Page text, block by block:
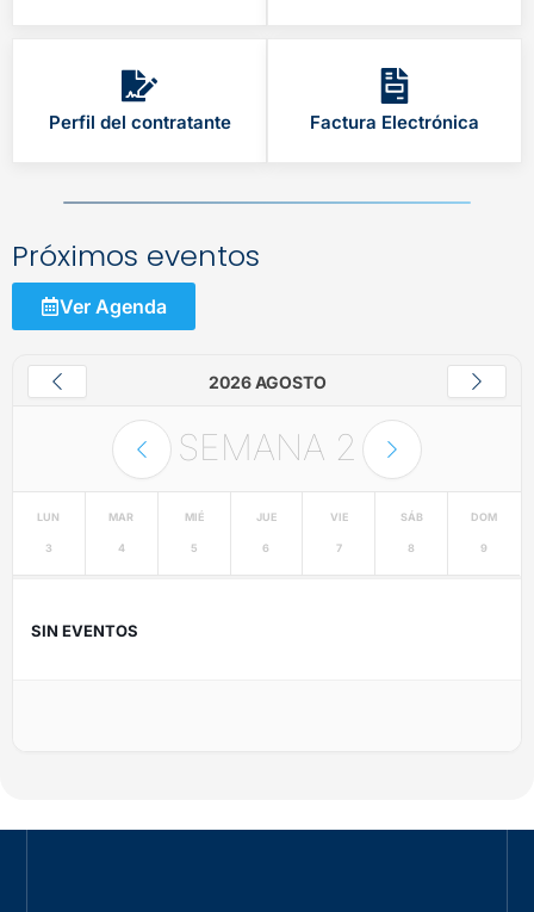
Perfil del contratante Factura Electrónica
Próximos eventos
Ver Agenda
2026 AGOSTO
SEMANA 2
LUN
3
MAR
4
MIÉ
5
JUE
6
VIE
7
SÁB
8
DOM
9
SIN EVENTOS